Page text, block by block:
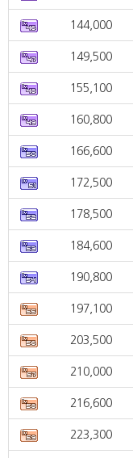
144,000
149,500
155,100
160,800
166,600
172,500
178,500
184,600
190,800
197,100
203,500
210,000
216,600
223,300